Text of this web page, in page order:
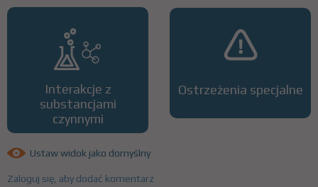
Interakcje z
substancjami
czynnymi
Ostrzeżenia specjalne
Ustaw widok jako domyślny
Zaloguj się, aby dodać komentarz